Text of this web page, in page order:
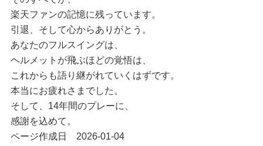
楽天ファンの記憶に残っています。
引退、そして心からありがとう。
あなたのフルスイングは、
ヘルメットが飛ぶほどの覚悟は、
これからも語り継がれていくはずです。
本当にお疲れさまでした。
そして、14年間のプレーに、
感謝を込めて。
ページ作成日 2026-01-04